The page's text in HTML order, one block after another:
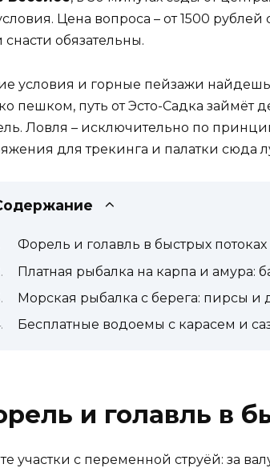
Цена вопроса – от 1500
снасти обязательны.
условия и горные пейзажи
пешком, путь от Эсто-Садка займёт
Ловля – исключительно по
для трекинга и палатки сюда
Форель и голавль в быстрых потоках
Платная рыбалка на карпа и амура:
Морская рыбалка с берега: пирсы и
Бесплатные водоемы с карасем и
и голавль в
участки с переменной струёй: за